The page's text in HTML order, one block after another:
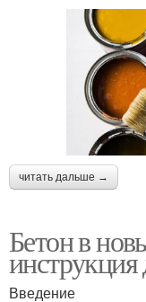
читать дальше →
Бетон в
Введение